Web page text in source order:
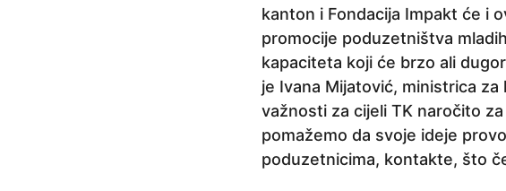
kanton i Fondacija Impakt će i
promocije poduzetništva
kapaciteta koji će brzo ali
je Ivana Mijatović, ministrica
važnosti za cijeli TK naročito
pomažemo da svoje ideje
poduzetnicima, kontakte, što